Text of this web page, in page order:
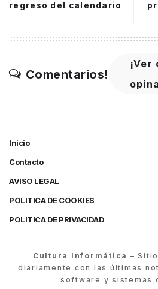
regreso del calendario
Comentarios!
Inicio
Contacto
AVISO LEGAL
POLITICA DE COOKIES
POLITICA DE PRIVACIDAD
Cultura Informática –
diariamente con las últimas
software y sistemas